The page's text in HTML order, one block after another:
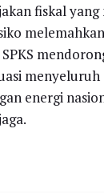
fiskal yang
menyeluruh
energi